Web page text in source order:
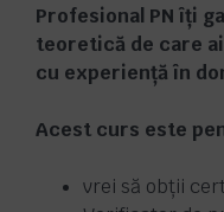
Profesional PN îți
teoretică de care
cu experiență în
Acest curs este
vrei să obții